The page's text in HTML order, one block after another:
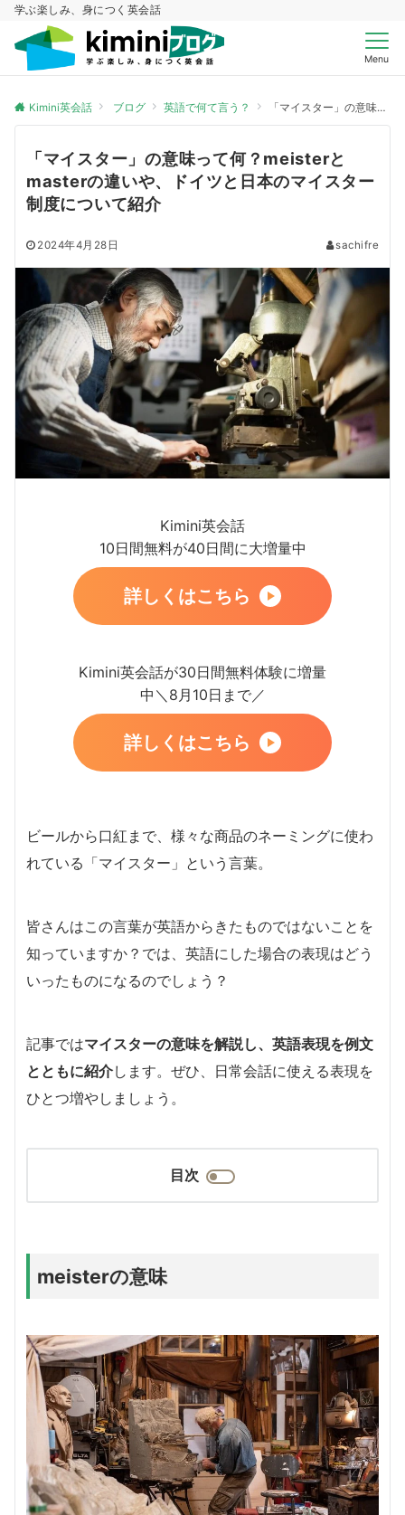
学ぶ楽しみ、身につく英会話
Menu
Kimini英会話 ブログ 英語で何て言う？ 「マイスター」の意味って何？meisterとmasterの違いや、ドイツと日本のマイスター制度について紹介
「マイスター」の意味って何？meisterと
masterの違いや、ドイツと日本のマイスター
制度について紹介
2024年4月28日 sachifre
Kimini英会話
10日間無料が40日間に大増量中
詳しくはこちら
Kimini英会話が30日間無料体験に増量
中＼8月10日まで／
詳しくはこちら
ビールから口紅まで、様々な商品のネーミングに使わ
れている「マイスター」という言葉。
皆さんはこの言葉が英語からきたものではないことを
知っていますか？では、英語にした場合の表現はどう
いったものになるのでしょう？
記事ではマイスターの意味を解説し、英語表現を例文
とともに紹介します。ぜひ、日常会話に使える表現を
ひとつ増やしましょう。
目次
meisterの意味